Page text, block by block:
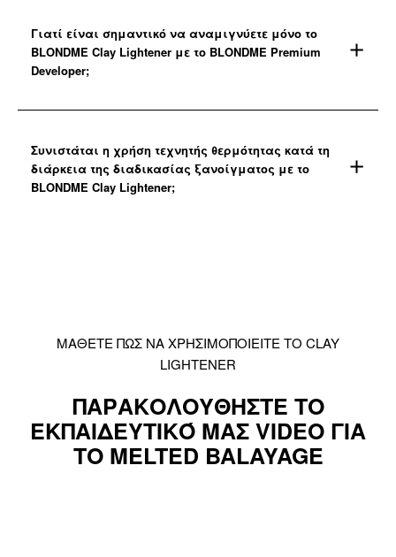
Γιατί είναι σημαντικό να αναμιγνύετε μόνο το
BLONDME Clay Lightener με το BLONDME Premium
Developer;
Συνιστάται η χρήση τεχνητής θερμότητας κατά τη
διάρκεια της διαδικασίας ξανοίγματος με το
BLONDME Clay Lightener;
ΜΑΘΕΤΕ ΠΩΣ ΝΑ ΧΡΗΣΙΜΟΠΟΙΕΙΤΕ ΤΟ CLAY
LIGHTENER
ΠΑΡΑΚΟΛΟΥΘΗΣΤΕ ΤΟ
ΕΚΠΑΙΔΕΥΤΙΚΌ ΜΑΣ VIDEO ΓΙΑ
ΤΟ MELTED BALAYAGE